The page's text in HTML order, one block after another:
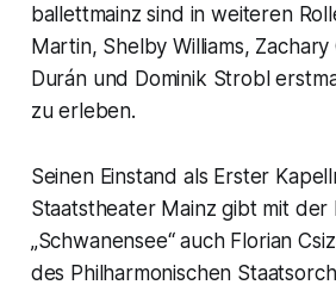
ballettmainz sind in weiteren
Martin, Shelby Williams, Zachary
Durán und Dominik Strobl
zu erleben.
Seinen Einstand als Erster
Staatstheater Mainz gibt mit der
„Schwanensee“ auch Florian
des Philharmonischen